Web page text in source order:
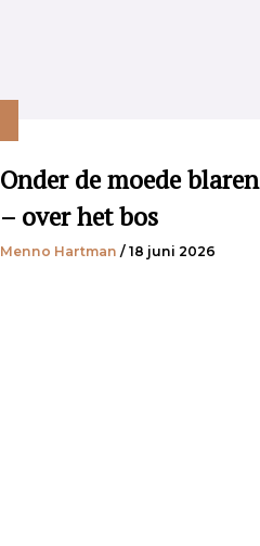
Onder de moede blaren
– over het bos
Menno Hartman / 18 juni 2026